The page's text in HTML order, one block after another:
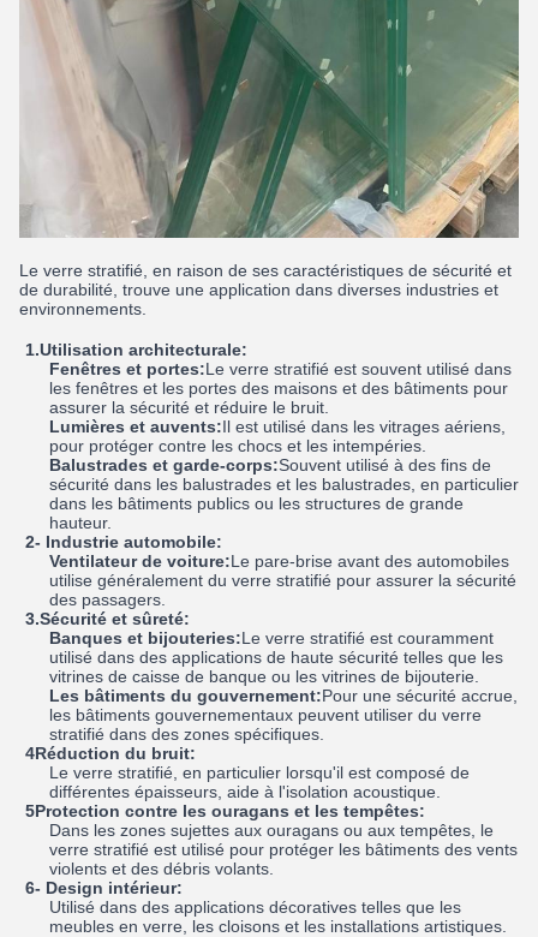
Le verre stratifié, en raison de ses caractéristiques de sécurité et
de durabilité, trouve une application dans diverses industries et
environnements.
1.Utilisation architecturale:
Fenêtres et portes:Le verre stratifié est souvent utilisé dans
les fenêtres et les portes des maisons et des bâtiments pour
assurer la sécurité et réduire le bruit.
Lumières et auvents:Il est utilisé dans les vitrages aériens,
pour protéger contre les chocs et les intempéries.
Balustrades et garde-corps:Souvent utilisé à des fins de
sécurité dans les balustrades et les balustrades, en particulier
dans les bâtiments publics ou les structures de grande
hauteur.
2- Industrie automobile:
Ventilateur de voiture:Le pare-brise avant des automobiles
utilise généralement du verre stratifié pour assurer la sécurité
des passagers.
3.Sécurité et sûreté:
Banques et bijouteries:Le verre stratifié est couramment
utilisé dans des applications de haute sécurité telles que les
vitrines de caisse de banque ou les vitrines de bijouterie.
Les bâtiments du gouvernement:Pour une sécurité accrue,
les bâtiments gouvernementaux peuvent utiliser du verre
stratifié dans des zones spécifiques.
4Réduction du bruit:
Le verre stratifié, en particulier lorsqu'il est composé de
différentes épaisseurs, aide à l'isolation acoustique.
5Protection contre les ouragans et les tempêtes:
Dans les zones sujettes aux ouragans ou aux tempêtes, le
verre stratifié est utilisé pour protéger les bâtiments des vents
violents et des débris volants.
6- Design intérieur:
Utilisé dans des applications décoratives telles que les
meubles en verre, les cloisons et les installations artistiques.